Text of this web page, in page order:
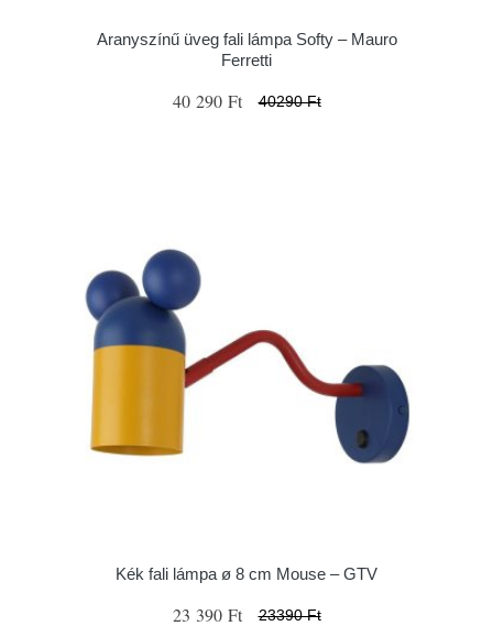
Aranyszínű üveg fali lámpa Softy – Mauro
Ferretti
40 290 Ft 40290 Ft
Kék fali lámpa ø 8 cm Mouse – GTV
23 390 Ft 23390 Ft